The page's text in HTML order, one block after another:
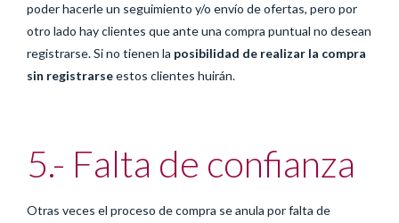
poder hacerle un seguimiento y/o envío de ofertas, pero por
otro lado hay clientes que ante una compra puntual no desean
registrarse. Si no tienen la posibilidad de realizar la compra
sin registrarseestos clientes huirán.
5.- Falta de confianza
Otras veces el proceso de compra se anula por falta de